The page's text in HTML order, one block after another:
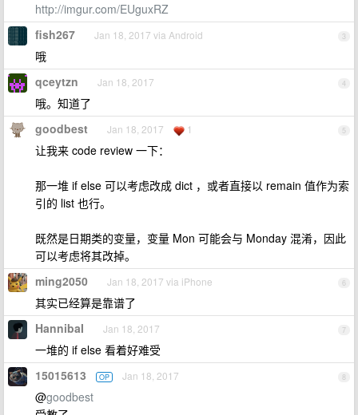
http://imgur.com/EUguxRZ
3
fish267 Jan 18, 2017 via Android
哦
4
qceytzn Jan 18, 2017
哦。知道了
5
goodbest Jan 18, 2017 1
让我来 code review 一下：
那一堆 if else 可以考虑改成 dict ，或者直接以 remain 值作为索
引的 list 也行。
既然是日期类的变量，变量 Mon 可能会与 Monday 混淆，因此
可以考虑将其改掉。
6
ming2050 Jan 18, 2017 via iPhone
其实已经算是靠谱了
7
HannibaI Jan 18, 2017
一堆的 if else 看着好难受
8
15015613 OP Jan 18, 2017
@goodbest